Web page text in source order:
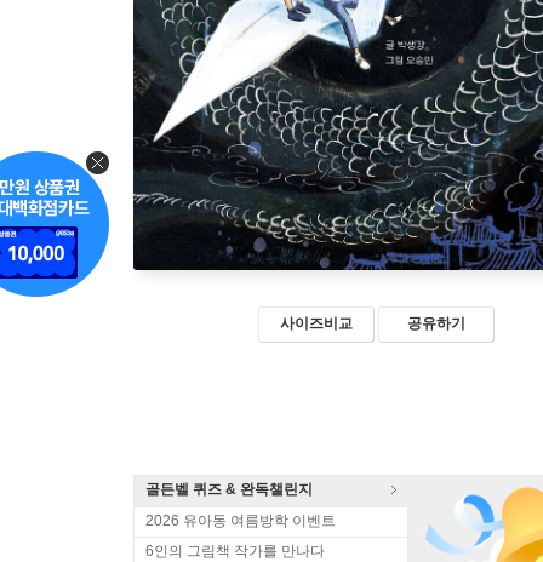
사이즈비교 공유하기
골든벨 퀴즈 & 완독챌린지
2026 유아동 여름방학 이벤트
6인의 그림책 작가를 만나다